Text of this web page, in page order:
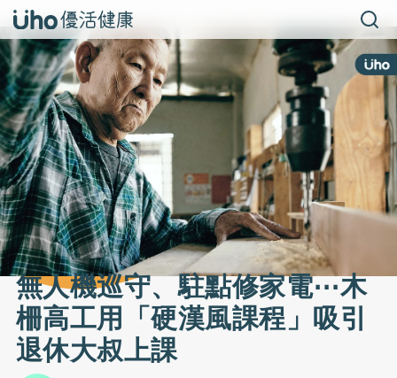
無人機巡守、駐點修家電⋯木
柵高工用「硬漢風課程」吸引
退休大叔上課